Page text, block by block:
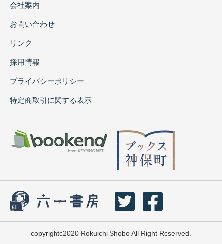
会社案内
お問い合わせ
リンク
採用情報
プライバシーポリシー
特定商取引に関する表示
copyrightc2020 Rokuichi Shobo All Right Reserved.